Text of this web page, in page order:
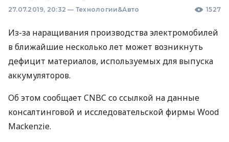
27.07.2019, 20:32 — Технологии&Авто 1527
Из-за наращивания производства электромобилей
в ближайшие несколько лет может возникнуть
дефицит материалов, используемых для выпуска
аккумуляторов.
Об этом сообщает CNBC со ссылкой на данные
консалтинговой и исследовательской фирмы Wood
Mackenzie.